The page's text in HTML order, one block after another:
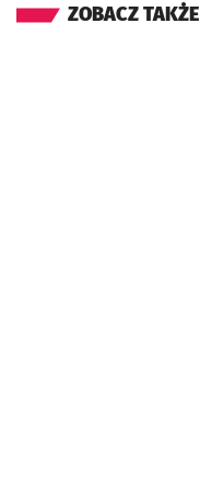
ZOBACZ TAKŻE